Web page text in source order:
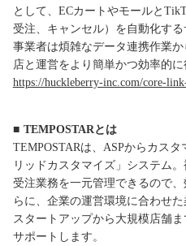
として、ECカートやモールと
受注、キャンセル）を自動化す
事業者は煩雑なデータ連携作業
店と運営をより簡単かつ効率的に
https://huckleberry-inc.com/core-
■ TEMPOSTARとは
TEMPOSTARは、ASPからカス
リッドカスタマイズ」システム
受注業務を一元管理できるので
らに、企業の運営環境に合わせ
スタートアップから大規模店舗
サポートします。